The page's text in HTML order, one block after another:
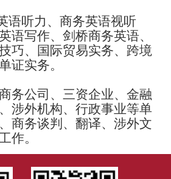
语听力、商务英语视听
语写作、剑桥商务英语、
巧、国际贸易实务、跨境
证实务。
务公司、三资企业、金融
涉外机构、行政事业等单
商务谈判、翻译、涉外文
作。